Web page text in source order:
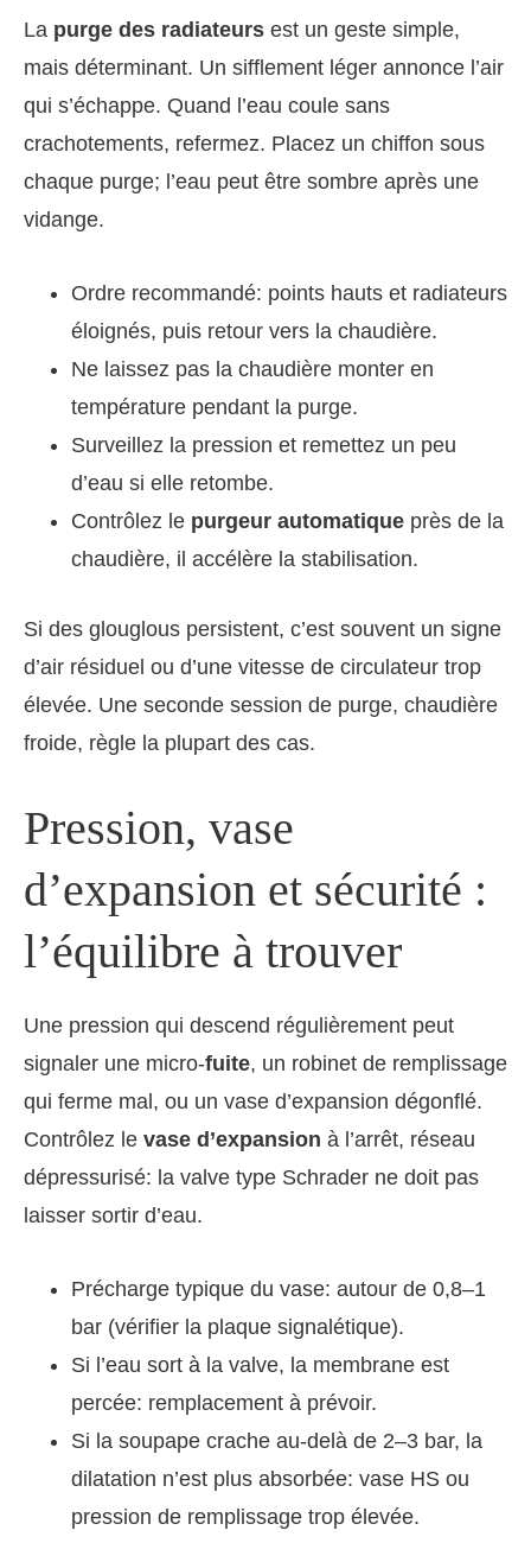
La purge des radiateurs est un geste simple,
mais déterminant. Un sifflement léger annonce l’air
qui s’échappe. Quand l’eau coule sans
crachotements, refermez. Placez un chiffon sous
chaque purge; l’eau peut être sombre après une
vidange.
Ordre recommandé: points hauts et radiateurs
éloignés, puis retour vers la chaudière.
Ne laissez pas la chaudière monter en
température pendant la purge.
Surveillez la pression et remettez un peu
d’eau si elle retombe.
Contrôlez le purgeur automatique près de la
chaudière, il accélère la stabilisation.
Si des glouglous persistent, c’est souvent un signe
d’air résiduel ou d’une vitesse de circulateur trop
élevée. Une seconde session de purge, chaudière
froide, règle la plupart des cas.
Pression, vase
d’expansion et sécurité :
l’équilibre à trouver
Une pression qui descend régulièrement peut
signaler une micro-fuite, un robinet de remplissage
qui ferme mal, ou un vase d’expansion dégonflé.
Contrôlez le vase d’expansion à l’arrêt, réseau
dépressurisé: la valve type Schrader ne doit pas
laisser sortir d’eau.
Précharge typique du vase: autour de 0,8–1
bar (vérifier la plaque signalétique).
Si l’eau sort à la valve, la membrane est
percée: remplacement à prévoir.
Si la soupape crache au-delà de 2–3 bar, la
dilatation n’est plus absorbée: vase HS ou
pression de remplissage trop élevée.